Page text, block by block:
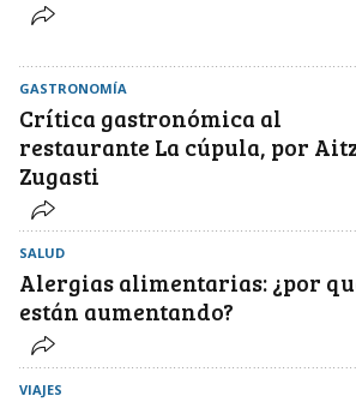
GASTRONOMÍA
Crítica gastronómica al
restaurante La cúpula, por
Zugasti
SALUD
Alergias alimentarias: ¿por
están aumentando?
VIAJES